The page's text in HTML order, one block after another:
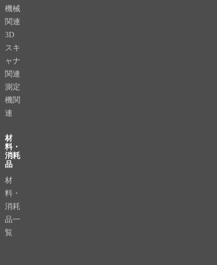
機械
関連
3D
スキ
ャナ
関連
測定
機関
連
材
料・
消耗
品
材
料・
消耗
品一
覧